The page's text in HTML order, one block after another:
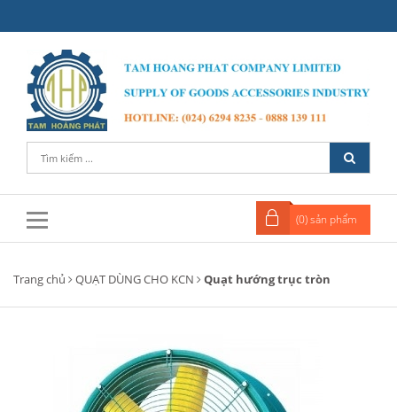
(0) sản phẩm
Trang chủ QUẠT DÙNG CHO KCN Quạt hướng trục tròn